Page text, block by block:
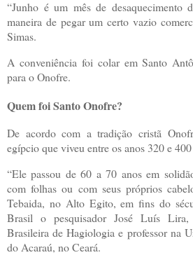
“Junho é um mês de desaquecimento
maneira de pegar um certo vazio
Simas.
A conveniência foi colar em Santo
para o Onofre.
Quem foi Santo Onofre?
De acordo com a tradição cristã
egípcio que viveu entre os anos 320 e 400
“Ele passou de 60 a 70 anos em
com folhas ou com seus próprios
Tebaida, no Alto Egito, em fins do
Brasil o pesquisador José Luís Lira,
Brasileira de Hagiologia e professor na
do Acaraú, no Ceará.